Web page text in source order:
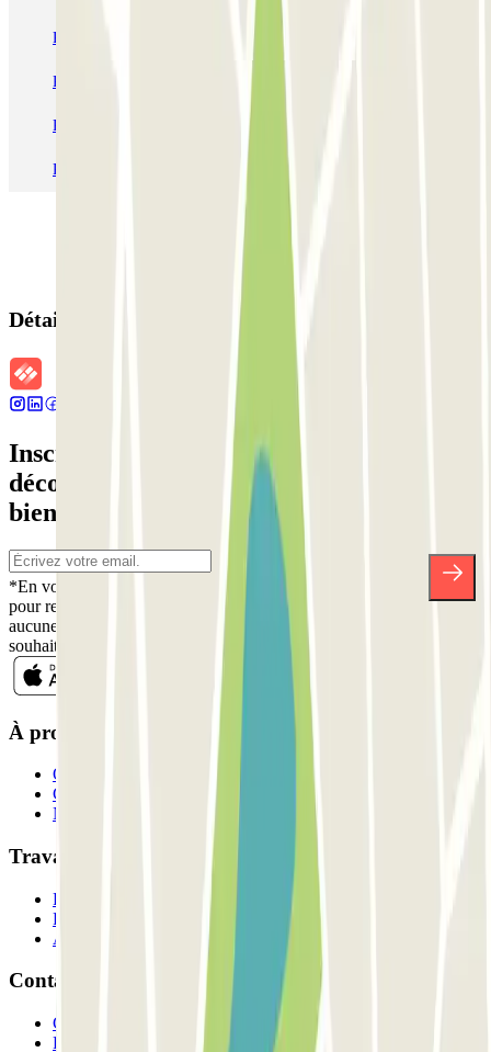
Parking Paris Parking Gare de Lyon
Parking Charles de Gaulle - Roissy Aeroport
Parking Aéroport Roland Garros La Réunion P4 Longue Durée
Parking Aéroport Barcelone Parking Aéroport Beauvais
Détails de la réservation
Inscrivez-vous à notre newsletter et
découvrez des réductions, des concours et
bien d'autres surprises.
*En vous inscrivant, vous acceptez notre politique de confidentialité
pour recevoir des communications commerciales de Parclick. Sans
aucune obligation, vous pouvez vous désinscrire quand vous le
souhaitez dans la même newsletter.
À propos de Parclick
Qui sommes-nous ?
Comment ça marche?
Nos parkings
Travaillons ensemble?
Professionnels
Fournisseur de parking
Affiliés
Contact
Contactez-nous
FAQ